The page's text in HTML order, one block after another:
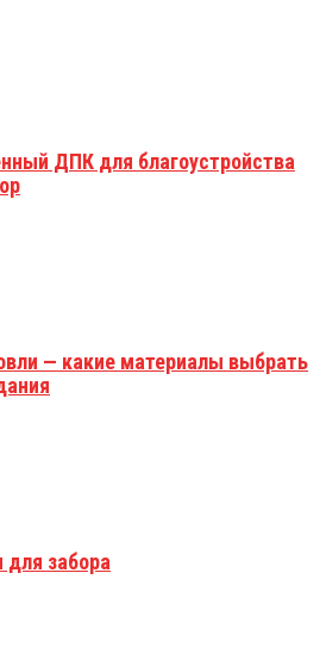
ДПК для благоустройства
— какие материалы выбрать
забора